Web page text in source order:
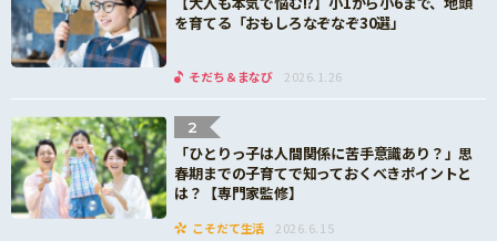
を育てる「おもしろなぞなぞ30選」
そだち＆まなび 2026.1.26
2
「ひとりっ子は人間関係に苦手意識あり？」思
春期までの子育てで知っておくべきポイントと
は？【専門家監修】
こそだて生活 2026.6.15